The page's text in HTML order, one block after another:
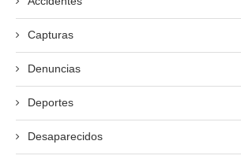
Capturas
Denuncias
Deportes
Desaparecidos